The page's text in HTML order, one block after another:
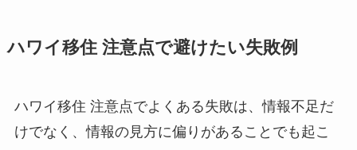
ハワイ移住 注意点で避けたい失敗例
ハワイ移住 注意点でよくある失敗は、情報不足だ
けでなく、情報の見方に偏りがあることでも起こ